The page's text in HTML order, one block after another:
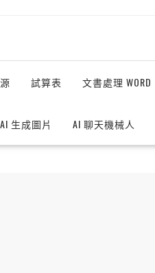
試算表 文書處理 WORD
AI 生成圖片 AI 聊天機械人